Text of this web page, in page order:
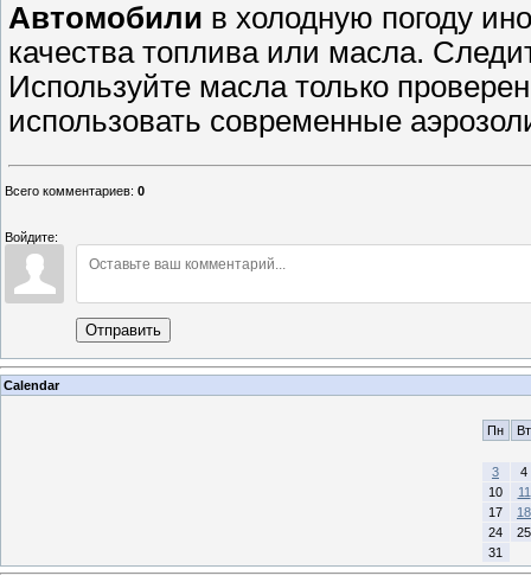
Автомобили в холодную погоду
качества топлива или масла.
Используйте масла только
использовать современные
Всего комментариев: 0
Войдите:
Отправить
Calendar
Пн Вт
3
4
10
11
17
18
24
25
31